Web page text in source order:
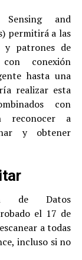
and
permitirá a las
y patrones de
conexión
hasta una
realizar esta
con
reconocer a
y obtener
de Datos
el 17 de
a todas
incluso si no